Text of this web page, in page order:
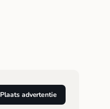
Plaats advertentie